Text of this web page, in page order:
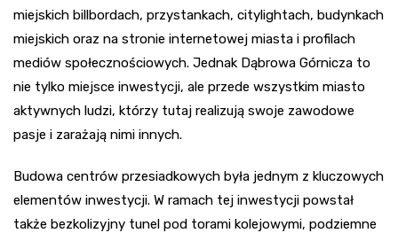
miejskich billbordach, przystankach, citylightach, budynkach
miejskich oraz na stronie internetowej miasta i profilach
mediów społecznościowych. Jednak Dąbrowa Górnicza to
nie tylko miejsce inwestycji, ale przede wszystkim miasto
aktywnych ludzi, którzy tutaj realizują swoje zawodowe
pasje i zarażają nimi innych.
Budowa centrów przesiadkowych była jednym z kluczowych
elementów inwestycji. W ramach tej inwestycji powstał
także bezkolizyjny tunel pod torami kolejowymi, podziemne